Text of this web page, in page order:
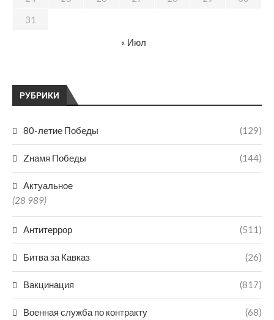
РУБРИКИ
80-летие Победы (129)
Zнамя Победы (144)
Актуальное
(28 989)
Антитеррор (511)
Битва за Кавказ (26)
Вакцинация (817)
Военная служба по контракту (68)
31
« Июл